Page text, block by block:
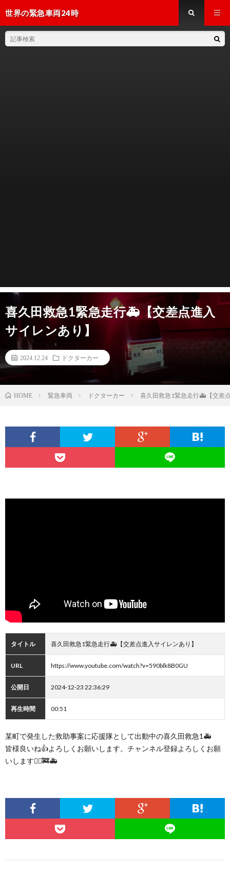
世界の緊急車両24時
喜久田救急1緊急走行🚑【交差点進入
サイレンあり】
2024.12.24 ドクターカー
HOME 緊急車両 ドクターカー 喜久田救急1緊急走行🚑【交差
タイトル 喜久田救急1緊急走行🚑【交差点進入サイレンあり】
URL https://www.youtube.com/watch?v=590blk8B0GU
公開日 2024-12-23 22:36:29
再生時間 00:51
某町で発生した救助事案に応援隊として出動中の喜久田救急1🚑
皆様良いね👍よろしくお願いします。チャンネル登録よろしくお願
いします🙇‍♂️🚒🚑